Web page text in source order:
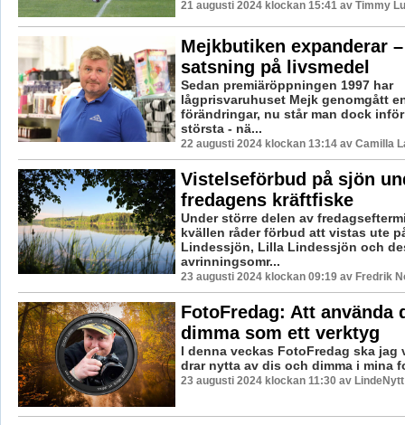
21 augusti 2024 klockan 15:41 av Timmy
Mejkbutiken expanderar
satsning på livsmedel
Sedan premiäröppningen 1997 har
lågprisvaruhuset Mejk genomgått
förändringar, nu står man dock
största - nä...
22 augusti 2024 klockan 13:14 av Camilla
Vistelseförbud på sjön
fredagens kräftfiske
Under större delen av
kvällen råder förbud att vistas ute
Lindessjön, Lilla Lindessjön och
avrinningsomr...
23 augusti 2024 klockan 09:19 av Fredrik
FotoFredag: Att använda
dimma som ett verktyg
I denna veckas FotoFredag ska jag
drar nytta av dis och dimma i mina
23 augusti 2024 klockan 11:30 av